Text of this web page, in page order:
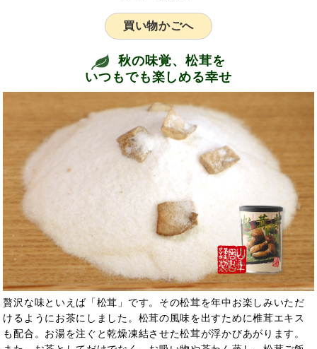
買い物かごへ
秋の味覚、松茸を
いつもでも楽しめる幸せ
贅沢な味といえば「松茸」です。その松茸を年中お楽しみいただ
けるようにお茶にしました。松茸の風味を出すために椎茸エキス
も配合。お湯を注ぐと乾燥凍結させた松茸が浮かびあがります。